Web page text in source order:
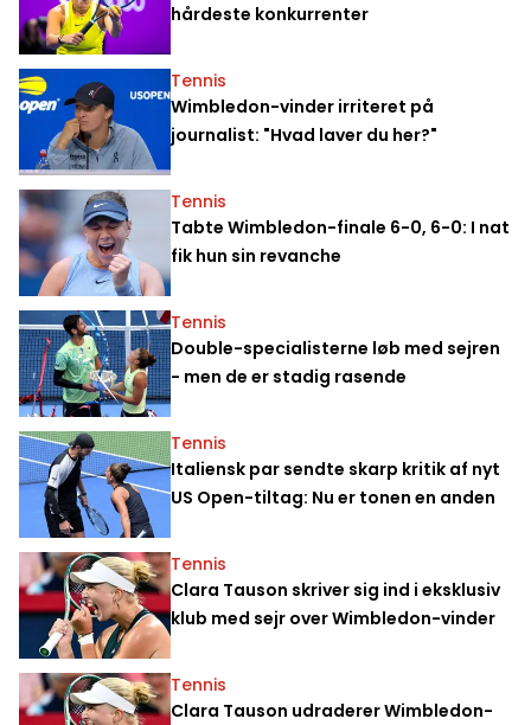
hårdeste konkurrenter
Tennis
Wimbledon-vinder irriteret på
journalist: "Hvad laver du her?"
Tennis
Tabte Wimbledon-finale 6-0, 6-0: I nat
fik hun sin revanche
Tennis
Double-specialisterne løb med sejren
- men de er stadig rasende
Tennis
Italiensk par sendte skarp kritik af nyt
US Open-tiltag: Nu er tonen en anden
Tennis
Clara Tauson skriver sig ind i eksklusiv
klub med sejr over Wimbledon-vinder
Tennis
Clara Tauson udraderer Wimbledon-